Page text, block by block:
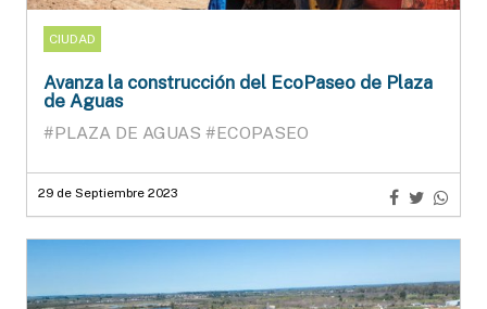
CIUDAD
Avanza la construcción del EcoPaseo de Plaza
de Aguas
#PLAZA DE AGUAS #ECOPASEO
29 de Septiembre 2023